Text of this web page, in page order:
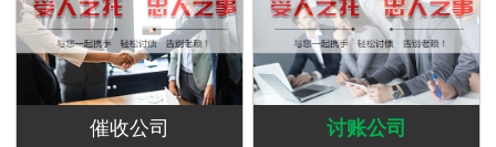
催收公司 讨账公司